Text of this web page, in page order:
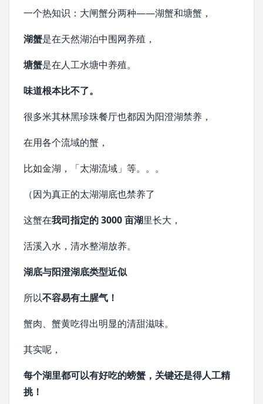
一个热知识：大闸蟹分两种——湖蟹和塘蟹，
湖蟹是在天然湖泊中围网养殖，
塘蟹是在人工水塘中养殖。
味道根本比不了。
很多米其林黑珍珠餐厅也都因为阳澄湖禁养，
在用各个流域的蟹，
比如金湖，「太湖流域」等。。。
（因为真正的太湖湖底也禁养了
这蟹在我司指定的 3000 亩湖里长大，
活溪入水，清水整湖放养。
湖底与阳澄湖底类型近似
所以不容易有土腥气！
蟹肉、 蟹黄吃得出明显的清甜滋味。
其实呢，
每个湖里都可以有好吃的螃蟹， 关键还是得人工精
挑！